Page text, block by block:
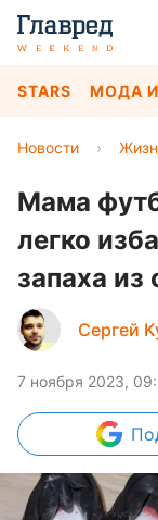
STARS МОДА
Новости ›
Мама
легко
запаха из
Сергей
7 ноября 2023,